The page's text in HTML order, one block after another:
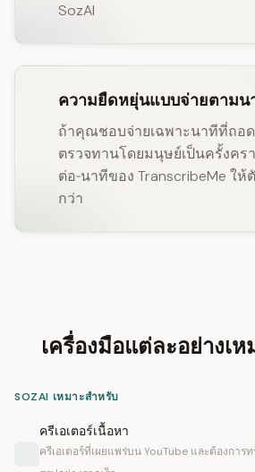
SozAI
ความยืดหยุ่นแบบจ่ายตามน
ถ้าคุณชอบจ่ายเฉพาะนาทีที่ถอ
ตรวจทานโดยมนุษย์เป็นครั้งคร
ต่อ‑นาทีของ TranscribeMe ให้
กว่า
เครื่องมือแต่ละอย่างเ
SOZAI เหมาะสำหรับ
ครีเอเตอร์เนื้อหา
ครีเอเตอร์ที่เผยแพร่บน YouTube และต้องกา